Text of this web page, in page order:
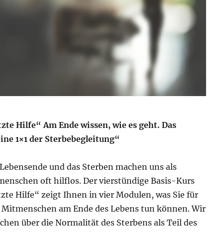
Hilfe“ Am Ende wissen, wie es geht. Das
1×1 der Sterbebegleitung“
und das Sterben machen uns als
oft hilflos. Der vierstündige Basis-Kurs
Hilfe“ zeigt Ihnen in vier Modulen, was Sie für
am Ende des Lebens tun können. Wir
über die Normalität des Sterbens als Teil des